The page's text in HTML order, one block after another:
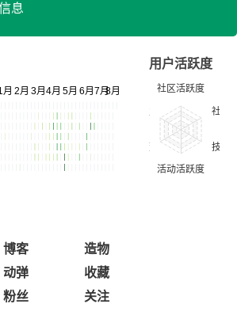
息
用户活跃度
博客
造物
动弹
收藏
粉丝 关注